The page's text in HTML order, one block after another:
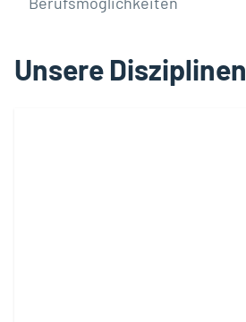
Unsere Disziplinen